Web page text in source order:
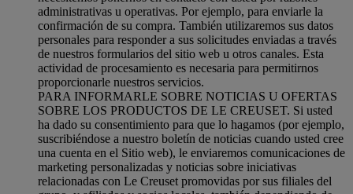
administrativas u operativas. Por ejemplo, para enviarle la
confirmación de su compra. También utilizaremos sus datos
personales para responder a sus solicitudes enviadas a través
de nuestros formularios del sitio web u otros canales. Esta
actividad de procesamiento es necesaria para permitirnos
proporcionarle nuestros servicios.
PARA INFORMARLE SOBRE NOTICIAS U OFERTAS
SOBRE LOS PRODUCTOS DE LE CREUSET. Si usted
ha dado su consentimiento para que lo hagamos (por ejemplo,
suscribiéndose a nuestro boletín de noticias cuando usted cree
una cuenta en el Sitio web), le enviaremos comunicaciones de
marketing personalizadas y noticias sobre iniciativas
relacionadas con Le Creuset promovidas por sus filiales del